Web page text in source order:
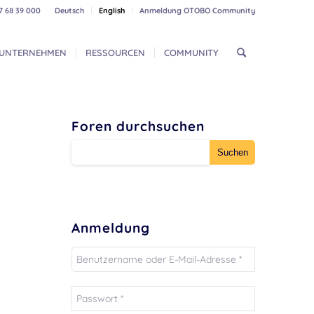
Deutsch English Anmeldung OTOBO Community
68 39 000
RESSOURCEN COMMUNITY
Foren durchsuchen
Anmeldung